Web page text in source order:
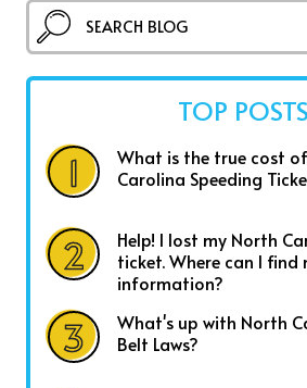
TOP POSTS
What is the true cost
Carolina Speeding
Help! I lost my North
ticket. Where can I find
information?
What's up with North
Belt Laws?